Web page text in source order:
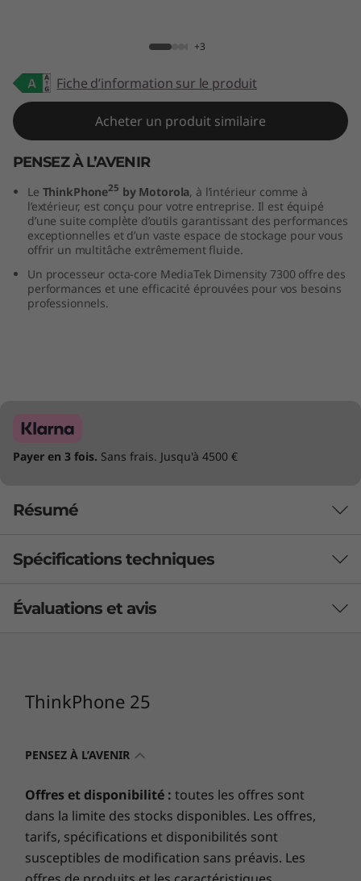
+3
Fiche d’information sur le produit
Acheter un produit similaire
PENSEZ À L’AVENIR
Le ThinkPhone25 by Motorola, à l’intérieur comme à
l’extérieur, est conçu pour votre entreprise. Il est équipé
d’une suite complète d’outils garantissant des performances
exceptionnelles et d’un vaste espace de stockage pour vous
offrir un multitâche extrêmement fluide.
Un processeur octa-core MediaTek Dimensity 7300 offre des
performances et une efficacité éprouvées pour vos besoins
professionnels.
Payer en 3 fois. Sans frais. Jusqu'à 4500 €
Résumé
Bénéficiez de 5 ans de
mises à jour logicielles
Mises à jour Android
Spécifications techniques
performances
Mémoire
256 Go uMCP
design
Évaluations et avis
ThinkPhone 25
PENSEZ À L’AVENIR
Offres et disponibilité : toutes les offres sont
dans la limite des stocks disponibles. Les offres,
tarifs, spécifications et disponibilités sont
susceptibles de modification sans préavis. Les